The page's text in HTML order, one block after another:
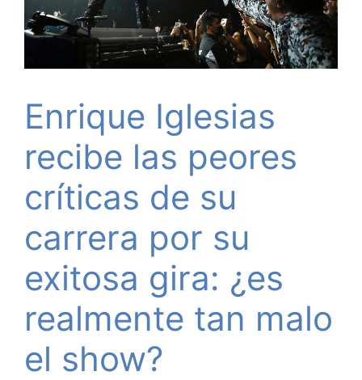
Enrique Iglesias
recibe las peores
críticas de su
carrera por su
exitosa gira: ¿es
realmente tan malo
el show?